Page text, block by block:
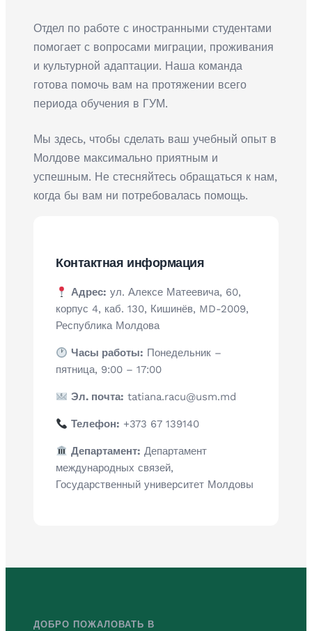
Отдел по работе с иностранными студентами
помогает с вопросами миграции, проживания
и культурной адаптации. Наша команда
готова помочь вам на протяжении всего
периода обучения в ГУМ.
Мы здесь, чтобы сделать ваш учебный опыт в
Молдове максимально приятным и
успешным. Не стесняйтесь обращаться к нам,
когда бы вам ни потребовалась помощь.
Контактная информация
Адрес: ул. Алексе Матеевича, 60,
корпус 4, каб. 130, Кишинёв, MD-2009,
Республика Молдова
Часы работы: Понедельник –
пятница, 9:00 – 17:00
Эл. почта: tatiana.racu@usm.md
Телефон: +373 67 139140
Департамент: Департамент
международных связей,
Государственный университет Молдовы
ДОБРО ПОЖАЛОВАТЬ В